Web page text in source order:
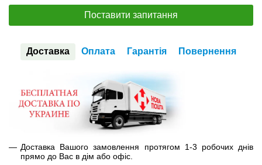
Поставити запитання
Доставка Оплата Гарантія Повернення
Доставка Вашого замовлення протягом 1-3 робочих днів
прямо до Вас в дім або офіс.